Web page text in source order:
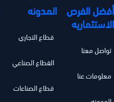
المدونه
قطاع التجاري
القطاع الصناعي
قطاع الصناعات
أفضل الفرص
الاستثماريه
تواصل معنا
معلومات عنا